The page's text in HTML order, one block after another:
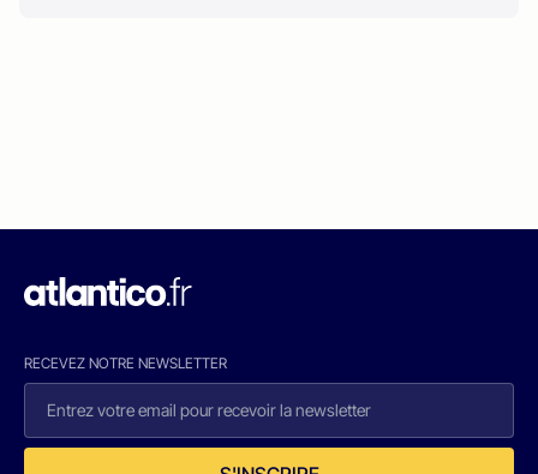
RECEVEZ NOTRE NEWSLETTER